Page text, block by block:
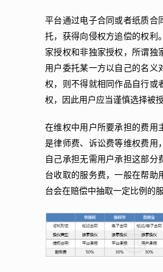
平台通过电子合同或者纸质合
托，获得向侵权方追偿的权利
家授权和非独家授权，所谓独
用户委托某一方以自己的名义
权，则不得就相同作品自行或
权，因此用户应当谨慎选择被授
在维权中用户所要承担的费用
是律师费、诉讼费等维权费用
自己承担无需用户承担这部分
台收取的服务费，一般在帮助
台会在赔偿中抽取一定比例的服